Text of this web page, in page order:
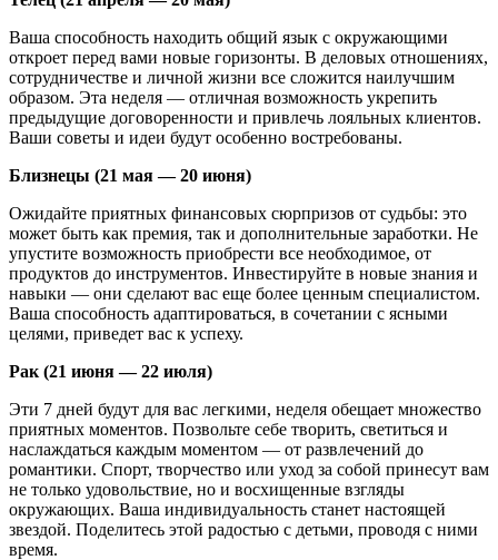
Ваша способность находить общий язык с окружающими
откроет перед вами новые горизонты. В деловых отношениях,
сотрудничестве и личной жизни все сложится наилучшим
образом. Эта неделя — отличная возможность укрепить
предыдущие договоренности и привлечь лояльных клиентов.
Ваши советы и идеи будут особенно востребованы.
Близнецы (21 мая — 20 июня)
Ожидайте приятных финансовых сюрпризов от судьбы: это
может быть как премия, так и дополнительные заработки. Не
упустите возможность приобрести все необходимое, от
продуктов до инструментов. Инвестируйте в новые знания и
навыки — они сделают вас еще более ценным специалистом.
Ваша способность адаптироваться, в сочетании с ясными
целями, приведет вас к успеху.
Рак (21 июня — 22 июля)
Эти 7 дней будут для вас легкими, неделя обещает множество
приятных моментов. Позвольте себе творить, светиться и
наслаждаться каждым моментом — от развлечений до
романтики. Спорт, творчество или уход за собой принесут вам
не только удовольствие, но и восхищенные взгляды
окружающих. Ваша индивидуальность станет настоящей
звездой. Поделитесь этой радостью с детьми, проводя с ними
время.